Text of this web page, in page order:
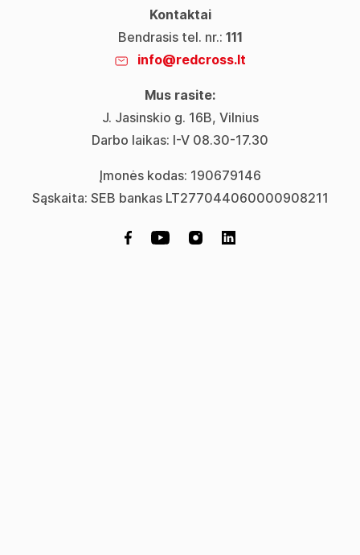
Kontaktai
Bendrasis tel. nr.: 111
info@redcross.lt
Mus rasite:
J. Jasinskio g. 16B, Vilnius
Darbo laikas: I-V 08.30-17.30
Įmonės kodas: 190679146
Sąskaita: SEB bankas LT277044060000908211